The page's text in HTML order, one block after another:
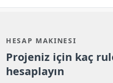
HESAP MAKINESI
Projeniz için kaç
hesaplayın